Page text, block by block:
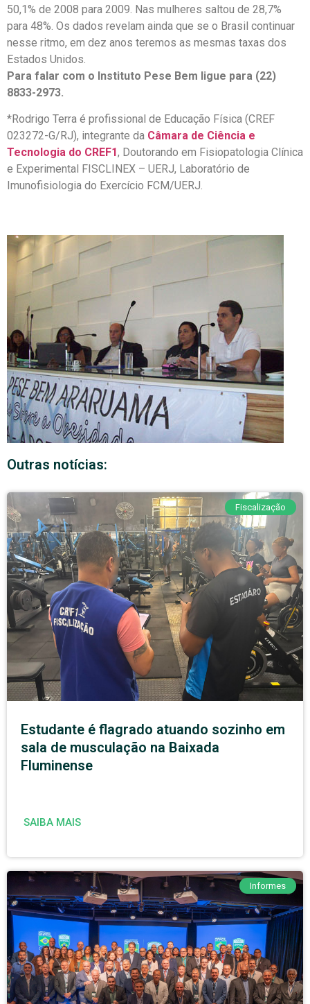
50,1% de 2008 para 2009. Nas mulheres saltou de 28,7%
para 48%. Os dados revelam ainda que se o Brasil continuar
nesse ritmo, em dez anos teremos as mesmas taxas dos
Estados Unidos.
Para falar com o Instituto Pese Bem ligue para (22)
8833-2973.
*Rodrigo Terra é profissional de Educação Física (CREF
023272-G/RJ), integrante da Câmara de Ciência e
Tecnologia do CREF1, Doutorando em Fisiopatologia Clínica
e Experimental FISCLINEX – UERJ, Laboratório de
Imunofisiologia do Exercício FCM/UERJ.
Outras notícias:
Fiscalização
Estudante é flagrado atuando sozinho em
sala de musculação na Baixada
Fluminense
SAIBA MAIS
Informes